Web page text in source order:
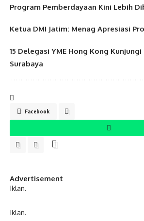
Program Pemberdayaan Kini Lebih
Ketua DMI Jatim: Menag Apresiasi
15 Delegasi YME Hong Kong
Surabaya
Facebook
Advertisement
Iklan.
Iklan.